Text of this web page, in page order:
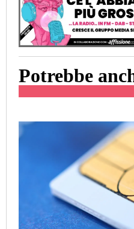
Potrebbe